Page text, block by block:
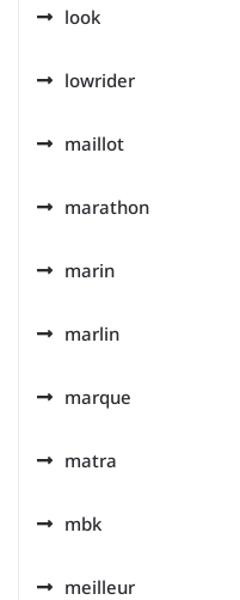
look
lowrider
maillot
marathon
marin
marlin
marque
matra
mbk
meilleur